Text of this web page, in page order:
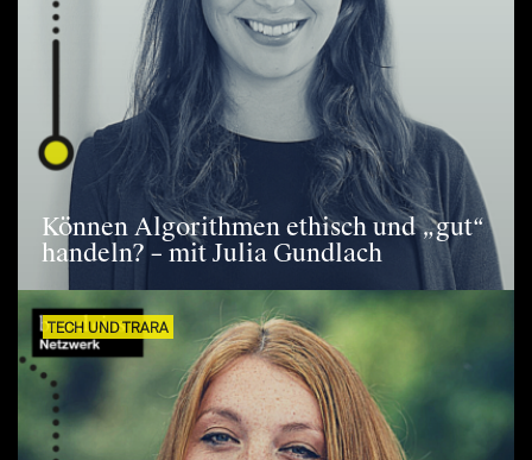
Können Algorithmen ethisch und „gut“
handeln? – mit Julia Gundlach
TECH UND TRARA